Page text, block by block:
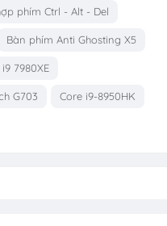
phím Ctrl - Alt - Del
Bàn phím Anti Ghosting X5
7980XE
G703 Core i9-8950HK